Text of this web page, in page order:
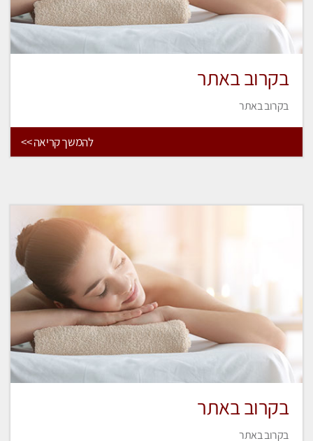
בקרוב באתר
בקרוב באתר
להמשך קריאה >>
בקרוב באתר
בקרוב באתר